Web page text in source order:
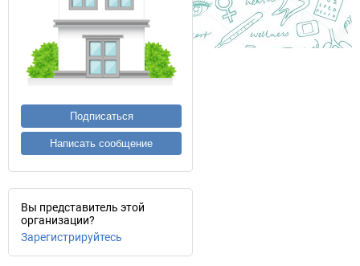
Подписаться
Написать сообщение
Вы представитель этой
организации?
Зарегистрируйтесь